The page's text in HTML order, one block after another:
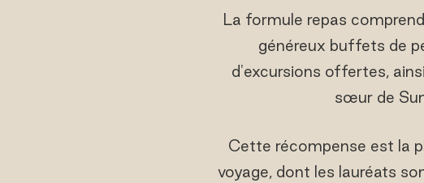
La formule repas
généreux buffets de
d'excursions offertes,
sœur de
Cette récompense est la
voyage, dont les lauréats